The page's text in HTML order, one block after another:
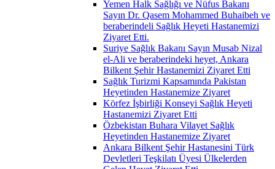
Yemen Halk Sağlığı ve Nüfus Bakanı
Sayın Dr. Qasem Mohammed Buhaibeh ve
beraberindeli Sağlık Heyeti Hastanemizi
Ziyaret Etti.
Suriye Sağlık Bakanı Sayın Musab Nizal
el-Ali ve beraberindeki heyet, Ankara
Bilkent Şehir Hastanemizi Ziyaret Etti
Sağlık Turizmi Kapsamında Pakistan
Heyetinden Hastanemize Ziyaret
Körfez İşbirliği Konseyi Sağlık Heyeti
Hastanemizi Ziyaret Etti
Özbekistan Buhara Vilayet Sağlık
Heyetinden Hastanemize Ziyaret
Ankara Bilkent Şehir Hastanesini Türk
Devletleri Teşkilatı Üyesi Ülkelerden